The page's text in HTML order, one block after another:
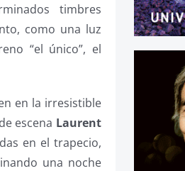
timbres
como una luz
“el único”, el
en la irresistible
escena Laurent
en el trapecio,
una noche